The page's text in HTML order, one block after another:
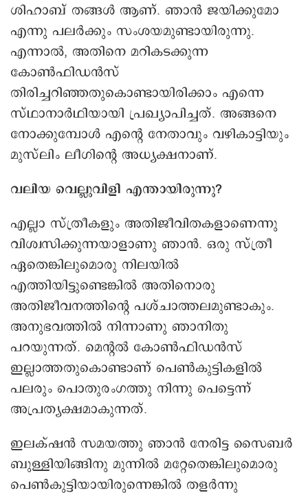
ശിഹാബ് തങ്ങള്‍ ആണ്. ഞാന്‍ ജയിക്കുമോ
എന്നു പലര്‍ക്കും സംശയമുണ്ടായിരുന്നു.
എന്നാല്‍, അതിനെ മറികടക്കുന്ന
കോൺഫിഡൻസ്
തിരിച്ചറിഞ്ഞതുകൊണ്ടായിരിക്കാം എന്നെ
സ്ഥാനാര്‍ഥിയായി പ്രഖ്യാപിച്ചത്. അങ്ങനെ
നോക്കുമ്പോള്‍ എന്റെ നേതാവും വഴികാട്ടിയും
മുസ്‌ലിം ലീഗിന്റെ അധ്യക്ഷനാണ്.
വലിയ വെല്ലുവിളി എന്തായിരുന്നു?
എല്ലാ സ്ത്രീകളും അതിജീവിതകളാണെന്നു
വിശ്വസിക്കുന്നയാളാണു ഞാന്‍. ഒരു സ്ത്രീ
ഏതെങ്കിലുമൊരു നിലയില്‍
എത്തിയിട്ടുണ്ടെങ്കില്‍ അതിനൊരു
അതിജീവനത്തിന്റെ പശ്ചാത്തലമുണ്ടാകും.
അനുഭവത്തില്‍ നിന്നാണു ഞാനിതു
പറയുന്നത്. മെന്റല്‍ കോണ്‍ഫിഡന്‍സ്
ഇല്ലാത്തതുകൊണ്ടാണ് പെണ്‍കുട്ടികളില്‍
പലരും പൊതുരംഗത്തു നിന്നു പെട്ടെന്ന്
അപ്രത്യക്ഷമാകുന്നത്.
ഇലക്‌ഷന്‍ സമയത്തു ഞാന്‍ നേരിട്ട സൈബര്‍
ബുള്ളിയിങ്ങിനു മുന്നില്‍ മറ്റേതെങ്കിലുമൊരു
പെണ്‍കുട്ടിയായിരുന്നെങ്കില്‍ തളര്‍ന്നു